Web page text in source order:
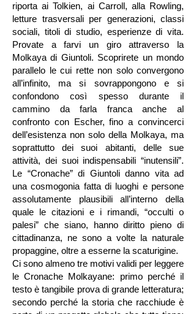
riporta ai Tolkien, ai Carroll, alla Rowling,
letture trasversali per generazioni, classi
sociali, titoli di studio, esperienze di vita.
Provate a farvi un giro attraverso la
Molkaya di Giuntoli. Scoprirete un mondo
parallelo le cui rette non solo convergono
all’infinito, ma si sovrappongono e si
confondono così spesso durante il
cammino da farla franca anche al
confronto con Escher, fino a convincerci
dell’esistenza non solo della Molkaya, ma
soprattutto dei suoi abitanti, delle sue
attività, dei suoi indispensabili “inutensili”.
Le “Cronache” di Giuntoli danno vita ad
una cosmogonia fatta di luoghi e persone
assolutamente plausibili all’interno della
quale le citazioni e i rimandi, “occulti o
palesi” che siano, hanno diritto pieno di
cittadinanza, ne sono a volte la naturale
propaggine, oltre a esserne la scaturigine.
Ci sono almeno tre motivi validi per leggere
le Cronache Molkayane: primo perché il
testo è tangibile prova di grande letteratura;
secondo perché la storia che racchiude è